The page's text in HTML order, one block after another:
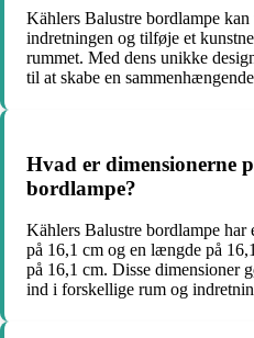
Kählers Balustre bordlampe
indretningen og tilføje et
rummet. Med dens unikke
til at skabe en
Hvad er dimensionerne
bordlampe?
Kählers Balustre bordlampe har
på 16,1 cm og en længde på
på 16,1 cm. Disse dimensioner
ind i forskellige rum og